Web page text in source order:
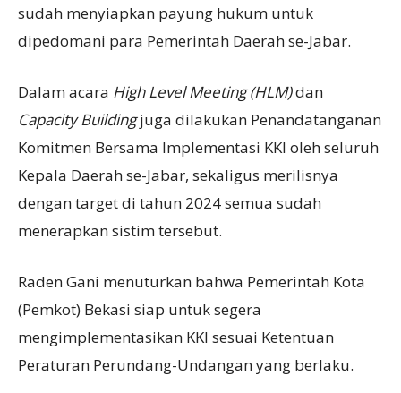
sudah menyiapkan payung hukum untuk
dipedomani para Pemerintah Daerah se-Jabar.
Dalam acara High Level Meeting (HLM)dan
Capacity Buildingjuga dilakukan Penandatanganan
Komitmen Bersama Implementasi KKI oleh seluruh
Kepala Daerah se-Jabar, sekaligus merilisnya
dengan target di tahun 2024 semua sudah
menerapkan sistim tersebut.
Raden Gani menuturkan bahwa Pemerintah Kota
(Pemkot) Bekasi siap untuk segera
mengimplementasikan KKI sesuai Ketentuan
Peraturan Perundang-Undangan yang berlaku.